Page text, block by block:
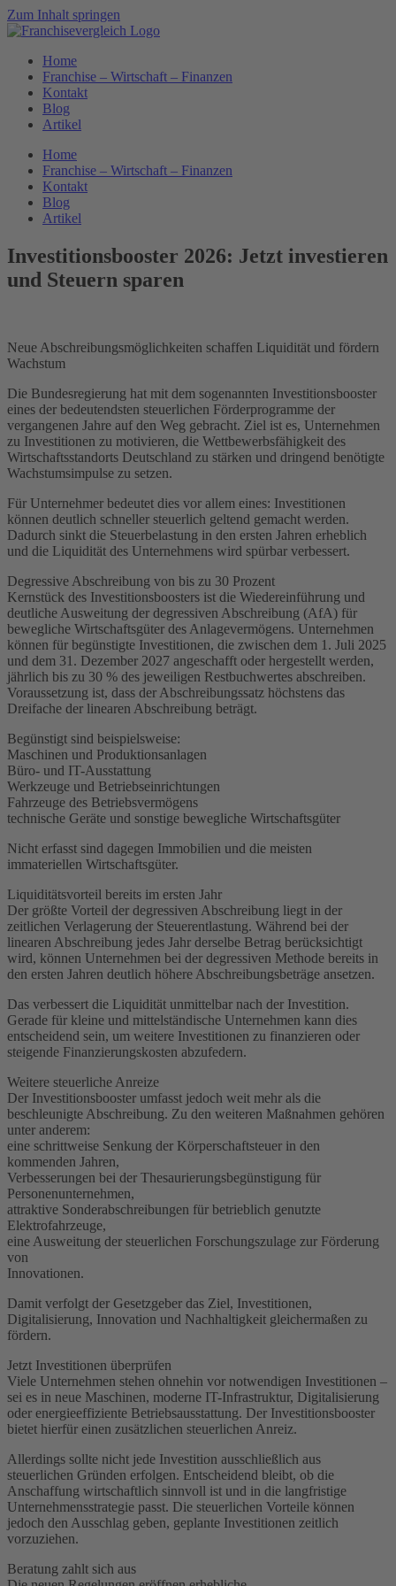
Zum Inhalt springen
Home
Franchise – Wirtschaft – Finanzen
Kontakt
Blog
Artikel
Home
Franchise – Wirtschaft – Finanzen
Kontakt
Blog
Artikel
Investitionsbooster 2026: Jetzt investieren
und Steuern sparen
Neue Abschreibungsmöglichkeiten schaffen Liquidität und fördern
Wachstum
Die Bundesregierung hat mit dem sogenannten Investitionsbooster
eines der bedeutendsten steuerlichen Förderprogramme der
vergangenen Jahre auf den Weg gebracht. Ziel ist es, Unternehmen
zu Investitionen zu motivieren, die Wettbewerbsfähigkeit des
Wirtschaftsstandorts Deutschland zu stärken und dringend benötigte
Wachstumsimpulse zu setzen.
Für Unternehmer bedeutet dies vor allem eines: Investitionen
können deutlich schneller steuerlich geltend gemacht werden.
Dadurch sinkt die Steuerbelastung in den ersten Jahren erheblich
und die Liquidität des Unternehmens wird spürbar verbessert.
Degressive Abschreibung von bis zu 30 Prozent
Kernstück des Investitionsboosters ist die Wiedereinführung und
deutliche Ausweitung der degressiven Abschreibung (AfA) für
bewegliche Wirtschaftsgüter des Anlagevermögens. Unternehmen
können für begünstigte Investitionen, die zwischen dem 1. Juli 2025
und dem 31. Dezember 2027 angeschafft oder hergestellt werden,
jährlich bis zu 30 % des jeweiligen Restbuchwertes abschreiben.
Voraussetzung ist, dass der Abschreibungssatz höchstens das
Dreifache der linearen Abschreibung beträgt.
Begünstigt sind beispielsweise:
Maschinen und Produktionsanlagen
Büro- und IT-Ausstattung
Werkzeuge und Betriebseinrichtungen
Fahrzeuge des Betriebsvermögens
technische Geräte und sonstige bewegliche Wirtschaftsgüter
Nicht erfasst sind dagegen Immobilien und die meisten
immateriellen Wirtschaftsgüter.
Liquiditätsvorteil bereits im ersten Jahr
Der größte Vorteil der degressiven Abschreibung liegt in der
zeitlichen Verlagerung der Steuerentlastung. Während bei der
linearen Abschreibung jedes Jahr derselbe Betrag berücksichtigt
wird, können Unternehmen bei der degressiven Methode bereits in
den ersten Jahren deutlich höhere Abschreibungsbeträge ansetzen.
Das verbessert die Liquidität unmittelbar nach der Investition.
Gerade für kleine und mittelständische Unternehmen kann dies
entscheidend sein, um weitere Investitionen zu finanzieren oder
steigende Finanzierungskosten abzufedern.
Weitere steuerliche Anreize
Der Investitionsbooster umfasst jedoch weit mehr als die
beschleunigte Abschreibung. Zu den weiteren Maßnahmen gehören
unter anderem:
eine schrittweise Senkung der Körperschaftsteuer in den
kommenden Jahren,
Verbesserungen bei der Thesaurierungsbegünstigung für
Personenunternehmen,
attraktive Sonderabschreibungen für betrieblich genutzte
Elektrofahrzeuge,
eine Ausweitung der steuerlichen Forschungszulage zur Förderung
von
Innovationen.
Damit verfolgt der Gesetzgeber das Ziel, Investitionen,
Digitalisierung, Innovation und Nachhaltigkeit gleichermaßen zu
fördern.
Jetzt Investitionen überprüfen
Viele Unternehmen stehen ohnehin vor notwendigen Investitionen –
sei es in neue Maschinen, moderne IT-Infrastruktur, Digitalisierung
oder energieeffiziente Betriebsausstattung. Der Investitionsbooster
bietet hierfür einen zusätzlichen steuerlichen Anreiz.
Allerdings sollte nicht jede Investition ausschließlich aus
steuerlichen Gründen erfolgen. Entscheidend bleibt, ob die
Anschaffung wirtschaftlich sinnvoll ist und in die langfristige
Unternehmensstrategie passt. Die steuerlichen Vorteile können
jedoch den Ausschlag geben, geplante Investitionen zeitlich
vorzuziehen.
Beratung zahlt sich aus